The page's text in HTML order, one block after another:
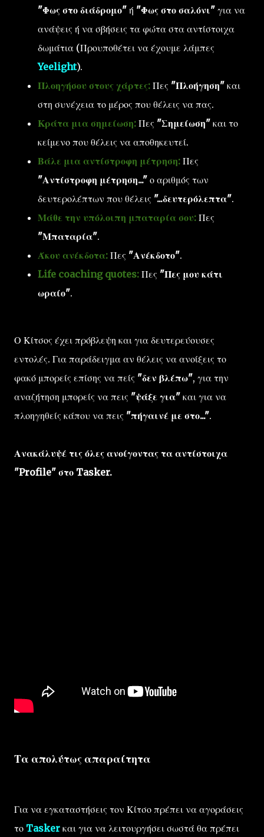
"Φως στο διάδρομο" ή "Φως στο σαλόνι" για να
ανάψεις ή να σβήσεις τα φώτα στα αντίστοιχα
δωμάτια (Προυποθέτει να έχουμε λάμπες
Yeelight).
Πλοηγήσου στους χάρτες: Πες "Πλοήγηση" και
στη συνέχεια το μέρος που θέλεις να πας.
Κράτα μια σημείωση: Πες "Σημείωση" και το
κείμενο που θέλεις να αποθηκευτεί.
Βάλε μια αντίστροφη μέτρηση: Πες
"Αντίστροφη μέτρηση..." ο αριθμός των
δευτερολέπτων που θέλεις "...δευτερόλεπτα".
Μάθε την υπόλοιπη μπαταρία σου: Πες
"Μπαταρία".
Άκου ανέκδοτα: Πες "Ανέκδοτο".
Life coaching quotes: Πες "Πες μου κάτι
ωραίο".
Ο Κίτσος έχει πρόβλεψη και για δευτερεύουσες
εντολές. Για παράδειγμα αν θέλεις να ανοίξεις το
φακό μπορείς επίσης να πείς "δεν βλέπω", για την
αναζήτηση μπορείς να πεις "ψάξε για" και για να
πλοηγηθείς κάπου να πεις "πήγαινέ με στο...".
Ανακάλυψέ τις όλες ανοίγοντας τα αντίστοιχα
"Profile" στο Tasker.
Τα απολύτως απαραίτητα
Για να εγκαταστήσεις τον Κίτσο πρέπει να αγοράσεις
το Tasker και για να λειτουργήσει σωστά θα πρέπει